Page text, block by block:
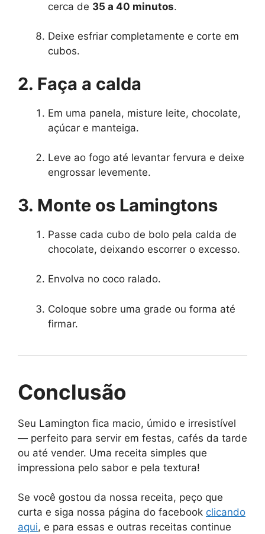
cerca de 35 a 40 minutos.
Deixe esfriar completamente e corte em
cubos.
2. Faça a calda
Em uma panela, misture leite, chocolate,
açúcar e manteiga.
Leve ao fogo até levantar fervura e deixe
engrossar levemente.
3. Monte os Lamingtons
Passe cada cubo de bolo pela calda de
chocolate, deixando escorrer o excesso.
Envolva no coco ralado.
Coloque sobre uma grade ou forma até
firmar.
Conclusão
Seu Lamington fica macio, úmido e irresistível
— perfeito para servir em festas, cafés da tarde
ou até vender. Uma receita simples que
impressiona pelo sabor e pela textura!
Se você gostou da nossa receita, peço que
curta e siga nossa página do facebook clicando
aqui, e para essas e outras receitas continue